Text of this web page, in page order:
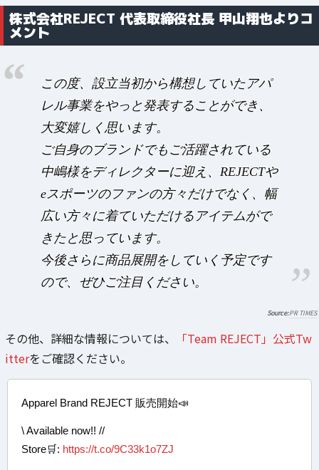
株式会社REJECT 代表取締役社長 甲山翔也よりコ
メント
この度、設立当初から構想していたアパ
レル事業をやっと発表することができ、
大変嬉しく思います。
ご自身のブランドでもご活躍されている
中嶋様をディレクターに迎え、REJECTや
eスポーツのファンの方々だけでなく、幅
広い方々に着ていただけるアイテムがで
きたと思っています。
今後さらに商品展開をしていく予定です
ので、ぜひご注目ください。
PR TIMES
その他、詳細な情報については、
「Team REJECT」公式Tw
itterをご確認ください。
Apparel Brand REJECT 販売開始📣
\ Available now!! //
Store🛒: https://t.co/9C33k1o7ZJ